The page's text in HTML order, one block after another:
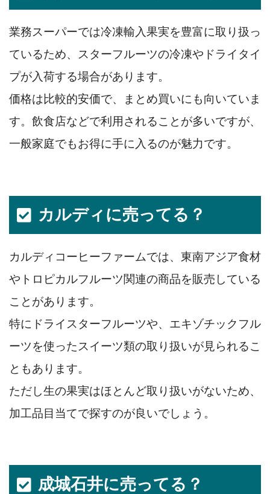
業務スーパーでは冷凍輸入果実を豊富に取り扱っ
ているため、スターフルーツの冷凍やドライタイ
プが入荷する場合があります。
価格は比較的安価で、まとめ買いにも向いていま
す。飲食店などで利用されることが多いですが、
一般家庭でもお得に手に入るのが魅力です。
カルディに売ってる？
カルディコーヒーファームでは、東南アジア食材
やトロピカルフルーツ関連の商品を販売している
ことがあります。
特にドライスターフルーツや、エキゾチックフル
ーツを使ったスイーツ類の取り扱いが見られるこ
ともあります。
ただし生の果実はほとんど取り扱いがないため、
加工品目当てで探すのが良いでしょう。
成城石井に売ってる？